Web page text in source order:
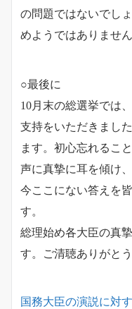
の問題ではないでし
めようではありません
○最後に
10月末の総選挙では
支持をいただきまし
ます。初心忘れるこ
声に真摯に耳を傾け
今ここにない答えを
す。
総理始め各大臣の真
す。ご清聴ありがと
国務大臣の演説に対